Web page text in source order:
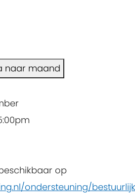
naar maand
op
ondersteuning/